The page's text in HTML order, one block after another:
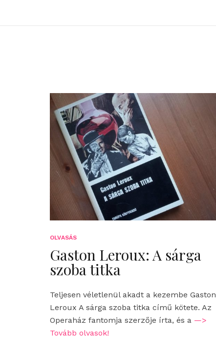
OLVASÁS
Gaston Leroux: A sárga
szoba titka
Teljesen véletlenül akadt a kezembe Gaston
Leroux A sárga szoba titka című kötete. Az
Operaház fantomja szerzője írta, és a —>
Tovább olvasok!